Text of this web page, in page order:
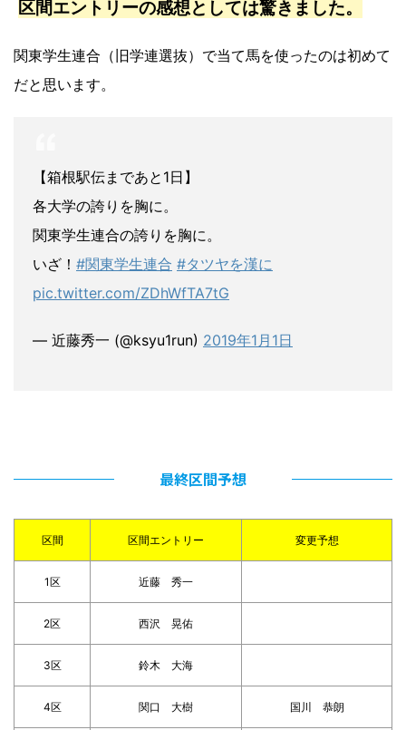
区間エントリーの感想としては驚きました。
関東学生連合（旧学連選抜）で当て馬を使ったのは初めて
だと思います。
【箱根駅伝まであと1日】
各大学の誇りを胸に。
関東学生連合の誇りを胸に。
いざ！ #関東学生連合 #タツヤを漢に
pic.twitter.com/ZDhWfTA7tG
— 近藤秀一 (@ksyu1run) 2019年1月1日
最終区間予想
区間 区間エントリー 変更予想
1区 近藤 秀一
2区 西沢 晃佑
3区 鈴木 大海
4区 関口 大樹 国川 恭朗